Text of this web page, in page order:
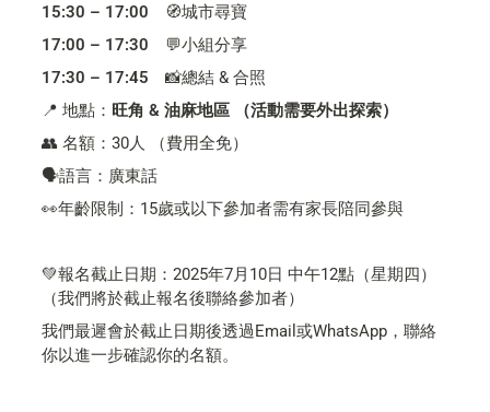
15:30 – 17:00 🧭城市尋寶
17:00 – 17:30 💬小組分享
17:30 – 17:45 📸總結 & 合照
📍 地點： 旺角 & 油麻地區 （活動需要外出探索）
👥 名額：30人 （費用全免）
🗣️語言：廣東話
👀年齡限制：15歲或以下參加者需有家長陪同參與
💚報名截止日期：2025年7月10日 中午12點（星期四）
（我們將於截止報名後聯絡參加者）
我們最遲會於截止日期後透過Email或WhatsApp，聯絡
你以進一步確認你的名額。